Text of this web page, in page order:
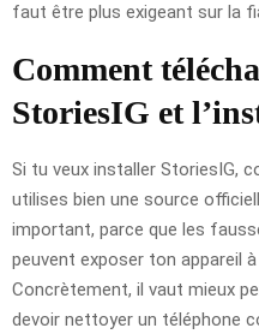
faut être plus exigeant sur la
Comment
StoriesIG et
Si tu veux installer StoriesIG,
utilises bien une source
important, parce que les
peuvent exposer ton appareil
Concrètement, il vaut mieux
devoir nettoyer un téléphone